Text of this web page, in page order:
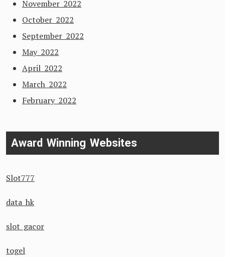
November 2022
October 2022
September 2022
May 2022
April 2022
March 2022
February 2022
Award Winning Websites
Slot777
data hk
slot gacor
togel